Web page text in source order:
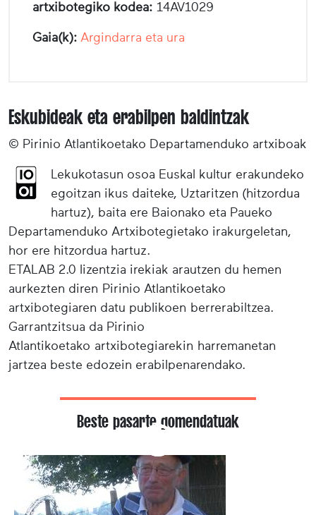
artxibotegiko kodea: 14AV1029
Gaia(k): Argindarra eta ura
Eskubideak eta erabilpen baldintzak
© Pirinio Atlantikoetako Departamenduko artxiboak
Lekukotasun osoa Euskal kultur erakundeko
egoitzan ikus daiteke, Uztaritzen (hitzordua
hartuz), baita ere Baionako eta Paueko
Departamenduko Artxibotegietako irakurgeletan,
hor ere hitzordua hartuz.
ETALAB 2.0 lizentzia irekiak arautzen du hemen
aurkezten diren Pirinio Atlantikoetako
artxibotegiaren datu publikoen berrerabiltzea.
Garrantzitsua da Pirinio
Atlantikoetako artxibotegiarekin harremanetan
jartzea beste edozein erabilpenarendako.
Beste pasarte gomendatuak